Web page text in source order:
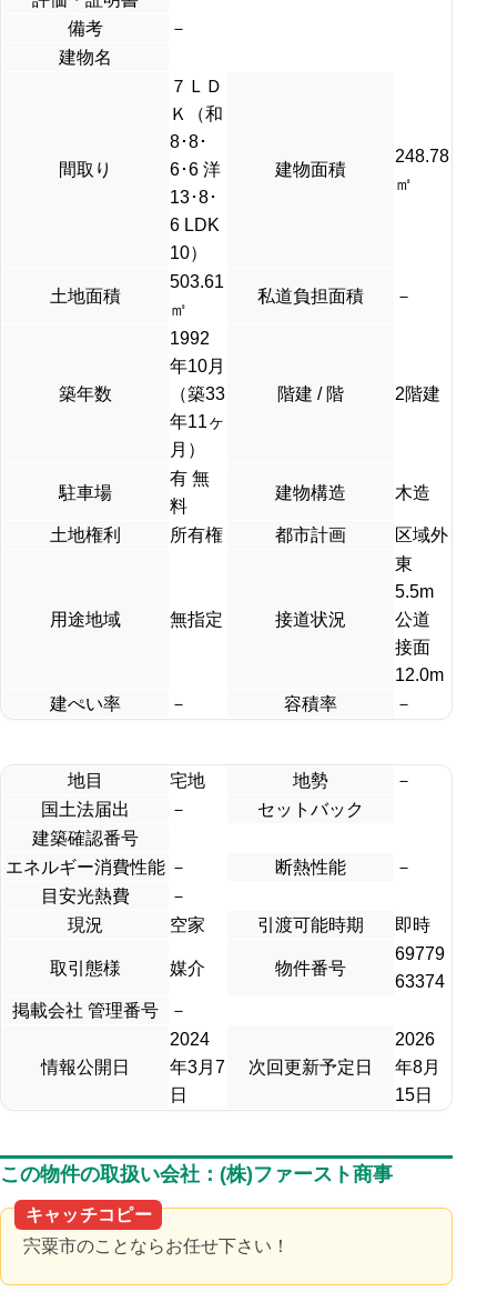
備考
－
建物名
間取り
７ＬＤ
Ｋ（和
8･8･
6･6 洋
13･8･
6 LDK
10）
建物面積
248.78
㎡
土地面積
503.61
㎡
私道負担面積 －
築年数
1992
年10月
（築33
年11ヶ
月）
階建 / 階 2階建
駐車場
有 無
料
建物構造 木造
土地権利 所有権 都市計画 区域外
用途地域 無指定 接道状況
東
5.5m
公道
接面
12.0m
建ぺい率
－ 容積率 －
地目 宅地 地勢
－
国土法届出
－
セットバック
建築確認番号
エネルギー消費性能 － 断熱性能
－
目安光熱費
－
現況
空家 引渡可能時期 即時
取引態様 媒介 物件番号
69779
63374
掲載会社 管理番号
－
情報公開日
2024
年3月7
日
次回更新予定日
2026
年8月
15日
この物件の取扱い会社：(株)ファースト商事
キャッチコピー
宍粟市のことならお任せ下さい！